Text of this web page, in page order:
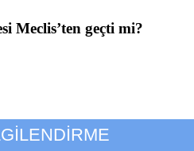
Meclis’ten geçti mi?